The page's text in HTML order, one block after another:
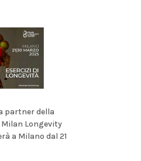
partner della
Milan Longevity
a Milano dal 21